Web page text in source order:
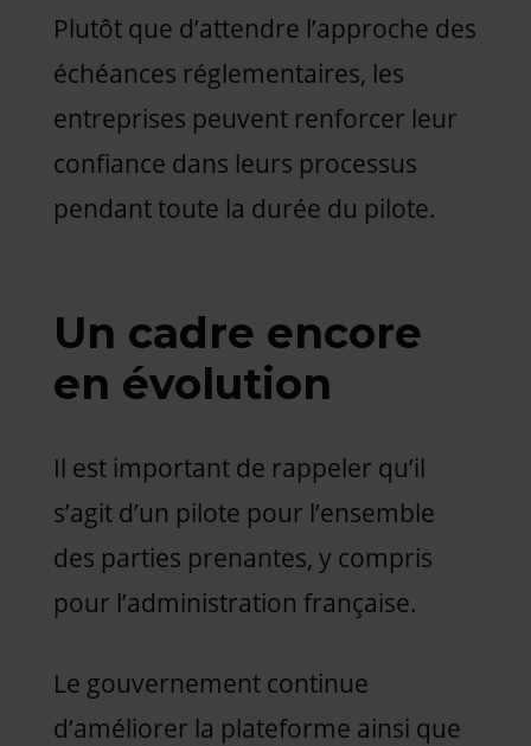
Plutôt que d’attendre l’approche des
échéances réglementaires, les
entreprises peuvent renforcer leur
confiance dans leurs processus
pendant toute la durée du pilote.
Un cadre encore
en évolution
Il est important de rappeler qu’il
s’agit d’un pilote pour l’ensemble
des parties prenantes, y compris
pour l’administration française.
Le gouvernement continue
d’améliorer la plateforme ainsi que